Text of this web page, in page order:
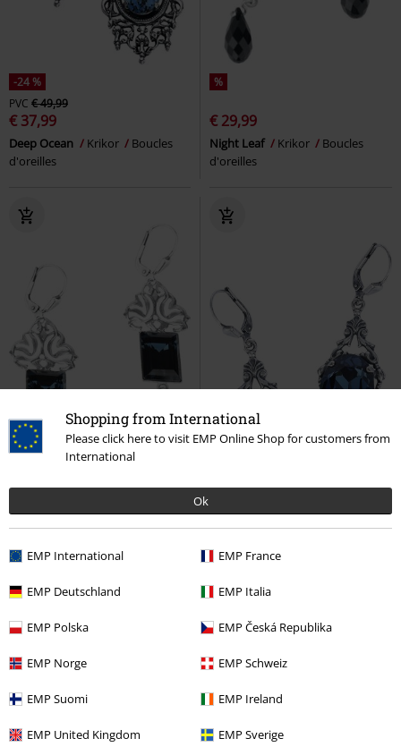
Shopping from International
Please click here to visit EMP Online Shop for customers from
International
Ok
EMP International EMP France
EMP Deutschland EMP Italia
EMP Polska EMP Česká Republika
EMP Norge EMP Schweiz
EMP Suomi EMP Ireland
EMP United Kingdom EMP Sverige
-24 %
PVC € 49,99
€ 37,99
Deep Ocean Krikor
Boucles
d'oreilles
%
€ 29,99
Night Leaf Krikor
Boucles
d'oreilles
€ 21,59
Blue Magic Krikor
d'oreilles
€ 36,54
Sky at night
d'oreilles